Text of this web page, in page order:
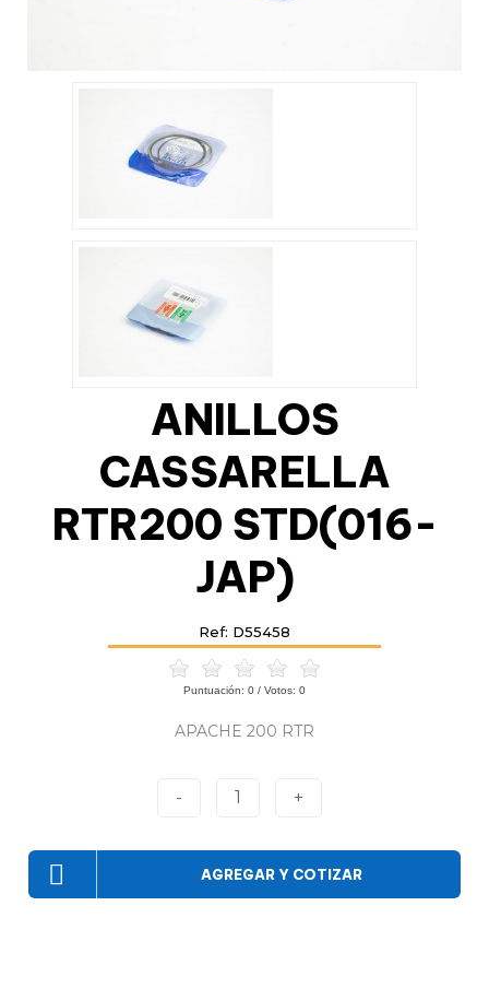
ANILLOS
CASSARELLA
RTR200 STD(016-
JAP)
Ref: D55458
Puntuación: 0 / Votos: 0
APACHE 200 RTR
- 1 +
AGREGAR Y COTIZAR